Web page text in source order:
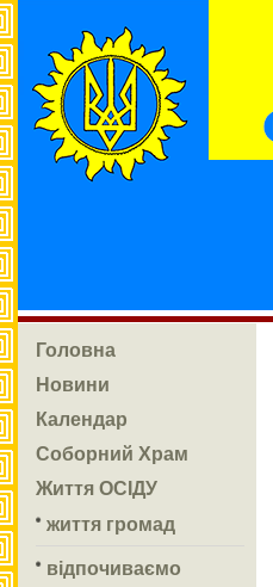
Головна
Новини
Календар
Соборний Храм
Життя ОСІДУ
життя громад
відпочиваємо